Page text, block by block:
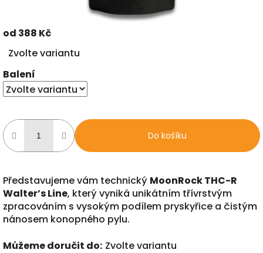
od 388 Kč
cena:
Zvolte variantu
Balení
Do košíku
Představujeme vám technický MoonRock THC-R
Walter’s Line, který vyniká unikátním třívrstvým
zpracováním s vysokým podílem pryskyřice a čistým
nánosem konopného pylu.
Můžeme doručit do: Zvolte variantu